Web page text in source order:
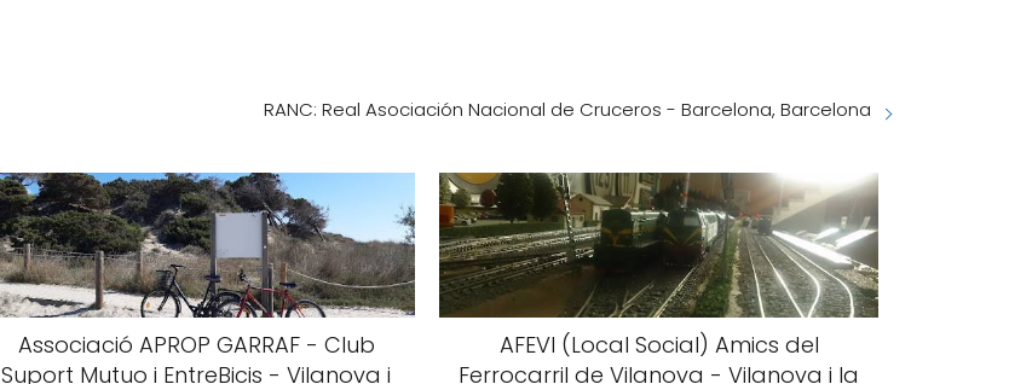
RANC: Real Asociación Nacional de Cruceros - Barcelona, Barcelona
Associació APROP GARRAF - Club
Suport Mutuo i EntreBicis - Vilanova i
AFEVI (Local Social) Amics del
Ferrocarril de Vilanova - Vilanova i la